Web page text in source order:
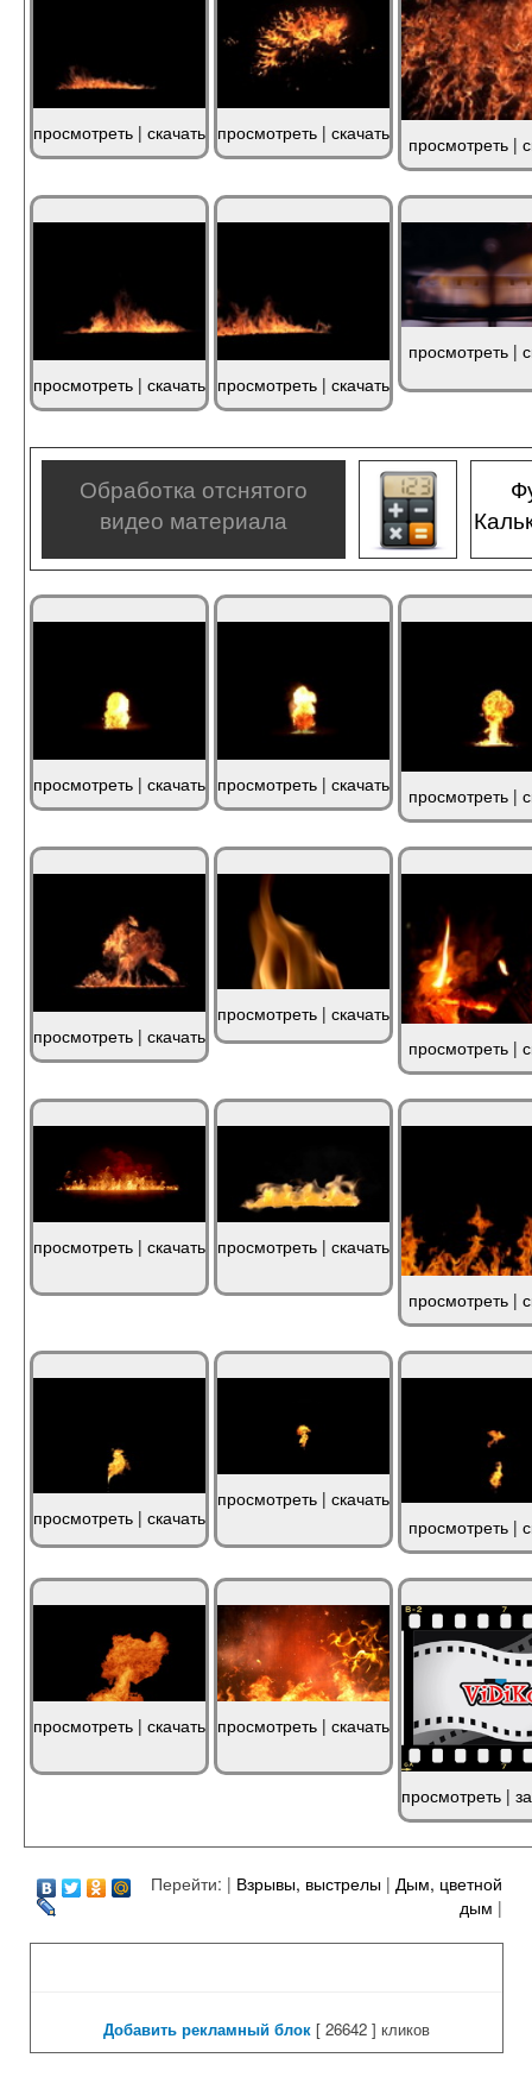
просмотреть | скачать просмотреть | скачать просмотреть |
просмотреть | скачать просмотреть | скачать
просмотреть |
Обработка отснятого
видео материала
просмотреть | скачать просмотреть | скачать просмотреть |
просмотреть | скачать
просмотреть | скачать
просмотреть |
просмотреть | скачать просмотреть | скачать
просмотреть |
просмотреть | скачать
просмотреть | скачать
просмотреть |
просмотреть | скачать просмотреть | скачать
просмотреть |
Перейти: | Взрывы, выстрелы | Дым, цветной
дым |
Добавить рекламный блок [ 26642 ] кликов